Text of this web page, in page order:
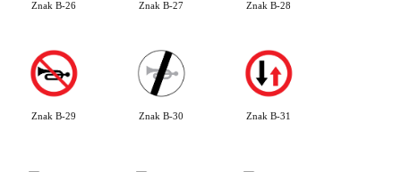
Znak B-26 Znak B-27 Znak B-28
Znak B-29 Znak B-30 Znak B-31